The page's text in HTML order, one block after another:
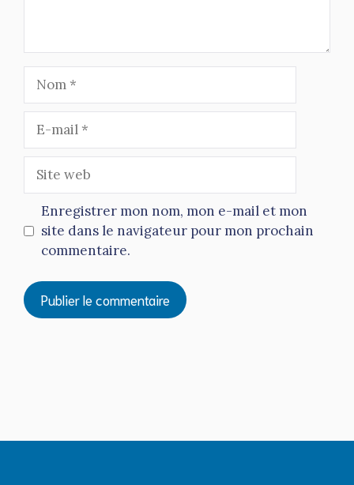
mail
web
Enregistrer mon nom, mon e-mail et mon
site dans le navigateur pour mon prochain
commentaire.